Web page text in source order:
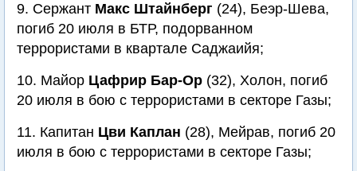
9. Сержант Макс Штайнберг (24), Беэр-Шева,
погиб 20 июля в БТР, подорванном
террористами в квартале Саджаийя;
10. Майор Цафрир Бар-Ор (32), Холон, погиб
20 июля в бою с террористами в секторе Газы;
11. Капитан Цви Каплан (28), Мейрав, погиб 20
июля в бою с террористами в секторе Газы;